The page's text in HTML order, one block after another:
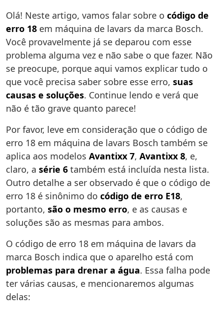
Olá! Neste artigo, vamos falar sobre o código de
erro 18 em máquina de lavars da marca Bosch.
Você provavelmente já se deparou com esse
problema alguma vez e não sabe o que fazer. Não
se preocupe, porque aqui vamos explicar tudo o
que você precisa saber sobre esse erro, suas
causas e soluções. Continue lendo e verá que
não é tão grave quanto parece!
Por favor, leve em consideração que o código de
erro 18 em máquina de lavars Bosch também se
aplica aos modelos Avantixx 7, Avantixx 8, e,
claro, a série 6 também está incluída nesta lista.
Outro detalhe a ser observado é que o código de
erro 18 é sinônimo do código de erro E18,
portanto, são o mesmo erro, e as causas e
soluções são as mesmas para ambos.
O código de erro 18 em máquina de lavars da
marca Bosch indica que o aparelho está com
problemas para drenar a água. Essa falha pode
ter várias causas, e mencionaremos algumas
delas: